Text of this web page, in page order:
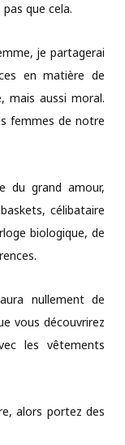
que cela.
je partagerai
en matière de
mais aussi moral.
femmes de notre
du grand amour,
célibataire
biologique, de
nullement de
vous découvrirez
les vêtements
alors portez des